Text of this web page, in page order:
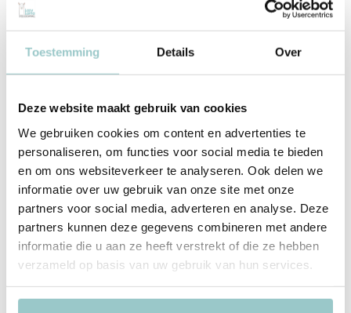
Toestemming Details Over
Deze website maakt gebruik van cookies
We gebruiken cookies om content en advertenties te
personaliseren, om functies voor social media te bieden
en om ons websiteverkeer te analyseren. Ook delen we
informatie over uw gebruik van onze site met onze
partners voor social media, adverteren en analyse. Deze
partners kunnen deze gegevens combineren met andere
informatie die u aan ze heeft verstrekt of die ze hebben
verzameld op basis van uw gebruik van hun services.
stuk wordt met de hand gesneden uit duurzaam hout, zorgvuldig
Hierdoor behouden de figuren hun houtnerf en krijgen ze een
ze uit tot creatief spel.
Verzamel de Ostheimer collectie
DeOstheimercollectie omvat een breed scala aan figuren, van
boerderijdieren tot sprookjesfiguren en bijpassende accessoires
zoals kastelen en bomen. Ze zijn geliefd bij ouders die waarde
hechten aan duurzaam en verantwoord speelgoed dat generaties
lang meegaat.
Door hun kwaliteit en tijdloze ontwerp zijn Ostheimer-figuren niet
alleen geliefd speelgoed, maar ook waardevolle verzamelobjecten.